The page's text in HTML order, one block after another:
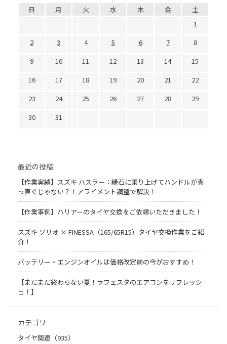
日 月 火 水 木 金
土
1
2
3 4 5 6 7
8
9
10 11 12 13 14
15
16
17 18 19 20 21
22
23
24 25 26 27 28
29
30
31
最近の投稿
【作業実績】スズキ ハスラー：縁石に乗り上げてハンドルが真
っ直ぐじゃない？！アライメント調整で解決！
【作業事例】ハリアーのタイヤ交換をご依頼いただきました！
スズキ ソリオ × FINESSA（165/65R15）タイヤ交換作業をご紹
介！
バッテリー・エンジンオイルは価格改定前の今がおすすめ！
【まだまだ終わらない夏！ラフェスタのエアコンをリフレッシ
ュ！】
カテゴリ
タイヤ関連（935）